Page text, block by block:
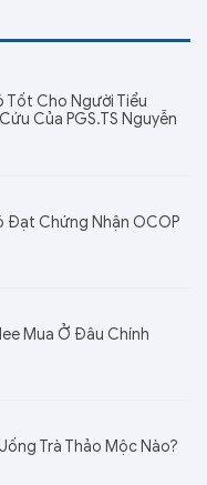
Tốt Cho Người Tiểu
Của PGS.TS Nguyễn
Đạt Chứng Nhận OCOP
Mua Ở Đâu Chính
Trà Thảo Mộc Nào?